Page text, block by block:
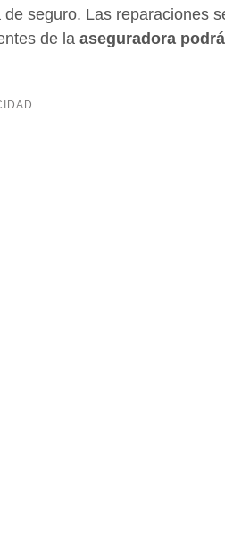
seguro. Las reparaciones
de la aseguradora